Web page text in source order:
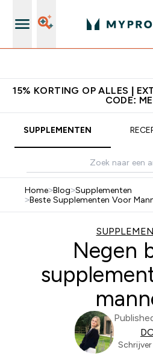
15% KORTING OP ALLES |
CODE:
SUPPLEMENTEN
Home>Blog>Supplementen
>Beste Supplementen Voor
Negen